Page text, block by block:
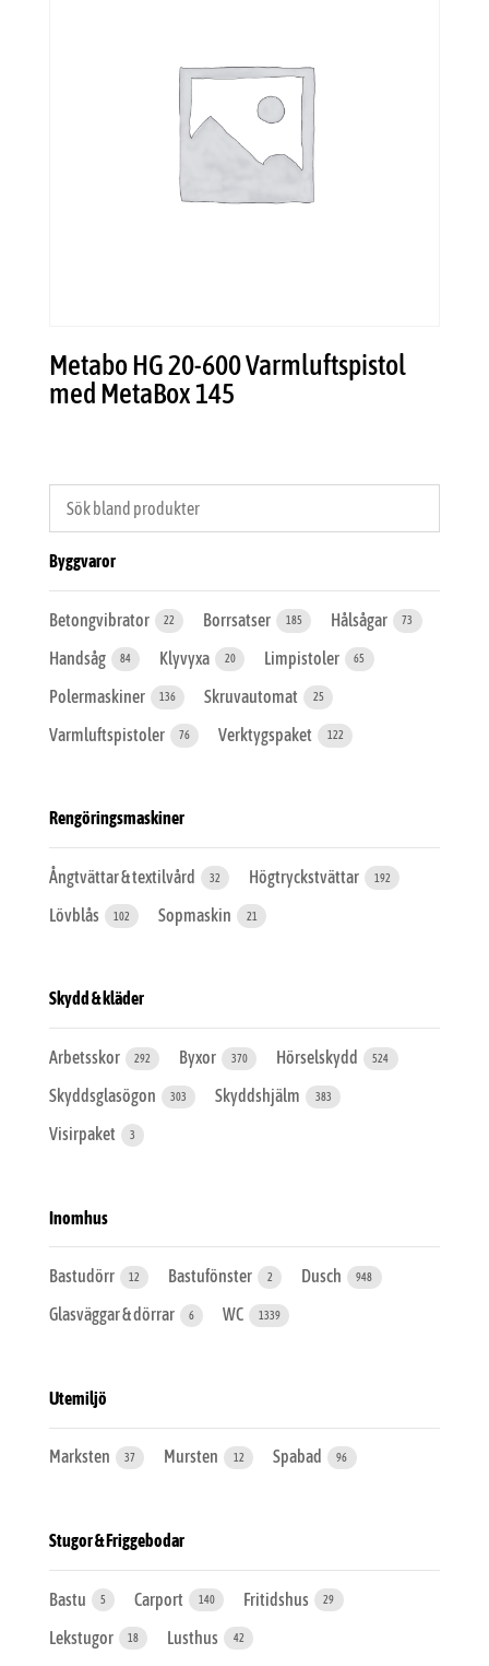
Metabo HG 20-600 Varmluftspistol
med MetaBox 145
Byggvaror
Betongvibrator 22 Borrsatser 185 Hålsågar 73
Handsåg 84 Klyvyxa 20 Limpistoler 65
Polermaskiner 136 Skruvautomat 25
Varmluftspistoler 76 Verktygspaket 122
Rengöringsmaskiner
Ångtvättar & textilvård 32 Högtryckstvättar 192
Lövblås 102 Sopmaskin 21
Skydd & kläder
Arbetsskor 292 Byxor 370 Hörselskydd 524
Skyddsglasögon 303 Skyddshjälm 383
Visirpaket 3
Inomhus
Bastudörr 12 Bastufönster 2 Dusch 948
Glasväggar & dörrar 6 WC 1339
Utemiljö
Marksten 37 Mursten 12 Spabad 96
Stugor & Friggebodar
Bastu 5 Carport 140 Fritidshus 29
Lekstugor 18 Lusthus 42